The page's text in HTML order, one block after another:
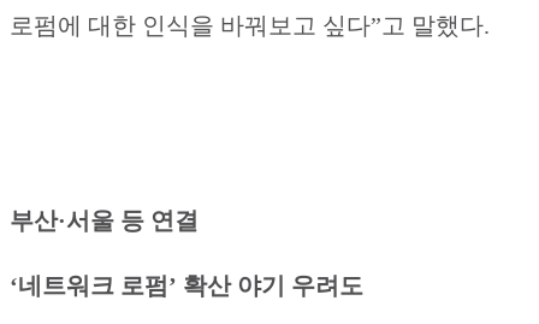
로펌에 대한 인식을 바꿔보고 싶다”고 말했다.
부산·서울 등 연결
‘네트워크 로펌’ 확산 야기 우려도